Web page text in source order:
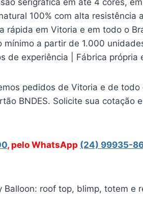
serigráfica em até 4 cores,
100% com alta resistência
rápida em Vitoria e em todo o
mínimo a partir de 1.000
de experiência | Fábrica própria
pedidos de Vitoria e de
BNDES. Solicite sua cotação
, pelo WhatsApp (24) 99935-
Balloon: roof top, blimp, totem e